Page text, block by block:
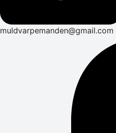
muldvarpemanden@gmail.com